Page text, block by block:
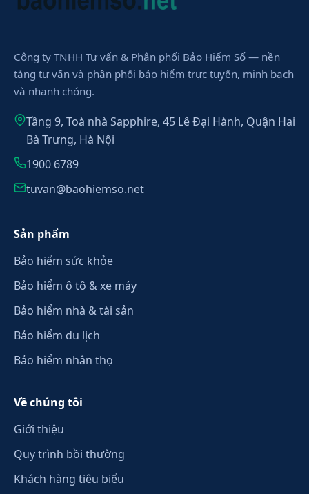
Công ty TNHH Tư vấn & Phân phối Bảo Hiểm Số — nền
tảng tư vấn và phân phối bảo hiểm trực tuyến, minh bạch
và nhanh chóng.
Tầng 9, Toà nhà Sapphire, 45 Lê Đại Hành, Quận Hai
Bà Trưng, Hà Nội
1900 6789
tuvan@baohiemso.net
Sản phẩm
Bảo hiểm sức khỏe
Bảo hiểm ô tô & xe máy
Bảo hiểm nhà & tài sản
Bảo hiểm du lịch
Bảo hiểm nhân thọ
Về chúng tôi
Giới thiệu
Quy trình bồi thường
Khách hàng tiêu biểu